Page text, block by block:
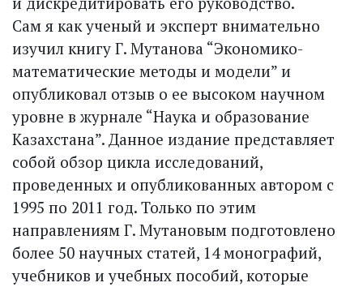
Сам я как ученый и эксперт внимательно
изучил книгу Г. Мутанова “Экономико-
математические методы и модели” и
опубликовал отзыв о ее высоком научном
уровне в журнале “Наука и образование
Казахстана”. Данное издание представляет
собой обзор цикла исследований,
проведенных и опубликованных автором с
1995 по 2011 год. Только по этим
направлениям Г. Мутановым подготовлено
более 50 научных статей, 14 монографий,
учебников и учебных пособий, которые